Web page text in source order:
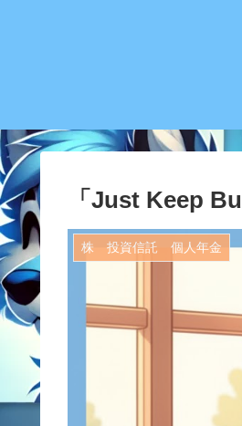
「Just Keep
株 投資信託 個人年金